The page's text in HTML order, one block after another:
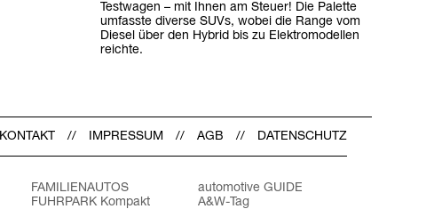
Testwagen – mit Ihnen am Steuer! Die Palette
umfasste diverse SUVs, wobei die Range vom
Diesel über den Hybrid bis zu Elektromodellen
reichte.
KONTAKT IMPRESSUM AGB DATENSCHUTZ
FAMILIENAUTOS
FUHRPARK Kompakt
automotive GUIDE
A&W-Tag